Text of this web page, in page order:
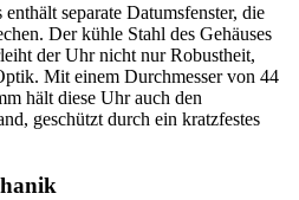
separate Datumsfenster, die
Der kühle Stahl des Gehäuses
der Uhr nicht nur Robustheit,
Mit einem Durchmesser von 44
hält diese Uhr auch den
geschützt durch ein kratzfestes